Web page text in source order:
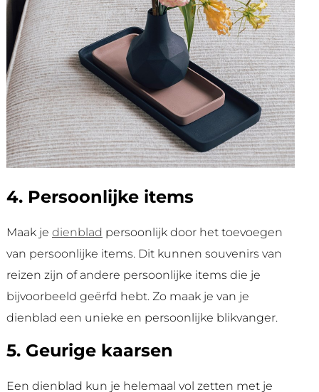
4. Persoonlijke items
Maak je dienblad persoonlijk door het toevoegen
van persoonlijke items. Dit kunnen souvenirs van
reizen zijn of andere persoonlijke items die je
bijvoorbeeld geërfd hebt. Zo maak je van je
dienblad een unieke en persoonlijke blikvanger.
5. Geurige kaarsen
Een dienblad kun je helemaal vol zetten met je